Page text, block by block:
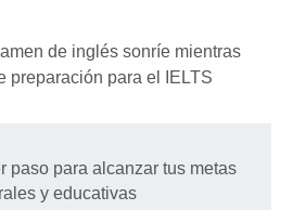
paso para alcanzar tus metas
y educativas